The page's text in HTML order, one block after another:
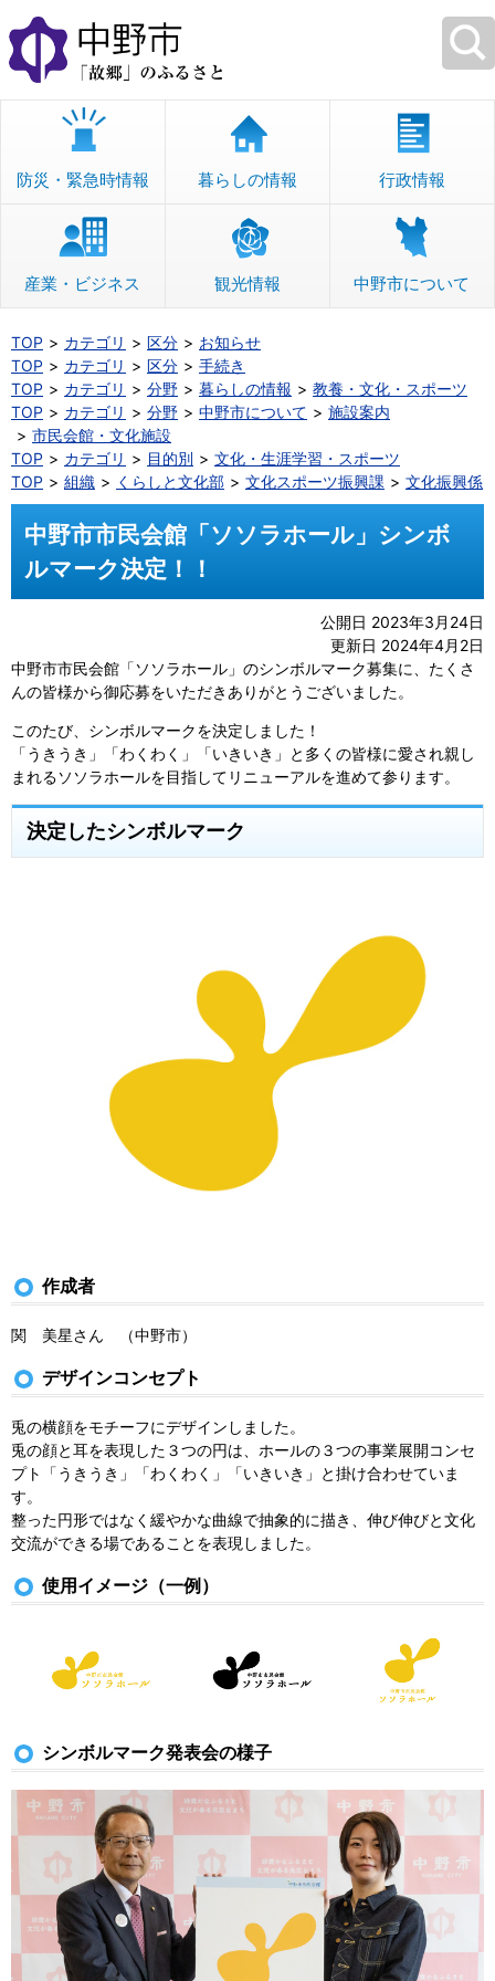
本
文
へ
移
防災・緊急時情報 暮らしの情報 行政情報
産業・ビジネス 観光情報 中野市について
TOP カテゴリ 区分
お知らせ
TOP
カテゴリ 区分
手続き
TOP
カテゴリ 分野 暮らしの情報
教養・文化・スポーツ
TOP
カテゴリ 分野 中野市について
施設案内
市民会館・文化施設
TOP
カテゴリ 目的別
文化・生涯学習・スポーツ
TOP
組織 くらしと文化部 文化スポーツ振興課 文化振興係
中野市市民会館「ソソラホール」シンボ
ルマーク決定！！
公開日 2023年3月24日
更新日 2024年4月2日
中野市市民会館「ソソラホール」のシンボルマーク募集に、たくさ
んの皆様から御応募をいただきありがとうございました。
このたび、シンボルマークを決定しました！
「うきうき」「わくわく」「いきいき」と多くの皆様に愛され親し
まれるソソラホールを目指してリニューアルを進めて参ります。
決定したシンボルマーク
作成者
関 美星さん （中野市）
デザインコンセプト
兎の横顔をモチーフにデザインしました。
兎の顔と耳を表現した３つの円は、ホールの３つの事業展開コンセ
プト「うきうき」「わくわく」「いきいき」と掛け合わせていま
す。
整った円形ではなく緩やかな曲線で抽象的に描き、伸び伸びと文化
交流ができる場であることを表現しました。
使用イメージ（一例）
シンボルマーク発表会の様子